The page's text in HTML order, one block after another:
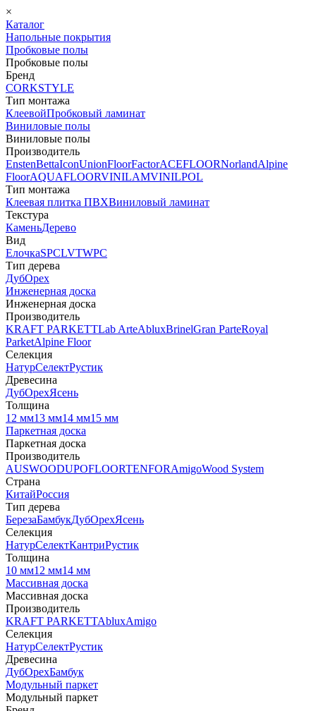
×
Каталог
Напольные покрытия
Пробковые полы
Пробковые полы
Бренд
CORKSTYLE
Тип монтажа
КлеевойПробковый ламинат
Виниловые полы
Виниловые полы
Производитель
EnstenBettaIconUnionFloorFactorACEFLOORNorlandAlpine
FloorAQUAFLOORVINILAMVINILPOL
Тип монтажа
Клеевая плитка ПВХВиниловый ламинат
Текстура
КаменьДерево
Вид
ЕлочкаSPCLVTWPC
Тип дерева
ДубОрех
Инженерная доска
Инженерная доска
Производитель
KRAFT PARKETTLab ArteAbluxBrinelGran ParteRoyal
ParketAlpine Floor
Селекция
НатурСелектРустик
Древесина
ДубОрехЯсень
Толщина
12 мм13 мм14 мм15 мм
Паркетная доска
Паркетная доска
Производитель
AUSWOODUPOFLOORTENFORAmigoWood System
Страна
КитайРоссия
Тип дерева
БерезаБамбукДубОрехЯсень
Селекция
НатурСелектКантриРустик
Толщина
10 мм12 мм14 мм
Массивная доска
Массивная доска
Производитель
KRAFT PARKETTAbluxAmigo
Селекция
НатурСелектРустик
Древесина
ДубОрехБамбук
Модульный паркет
Модульный паркет